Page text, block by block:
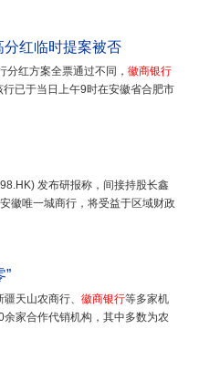
分红临时提案被否
红方案全票通过不同， 徽商银行
已于当日上午9时在安徽省合肥市
发布研报称，间接持股长鑫
徽唯一城商行，将受益于区域财政
”
天山农商行、 徽商银行等多家机
家合作代销机构，其中多数为农